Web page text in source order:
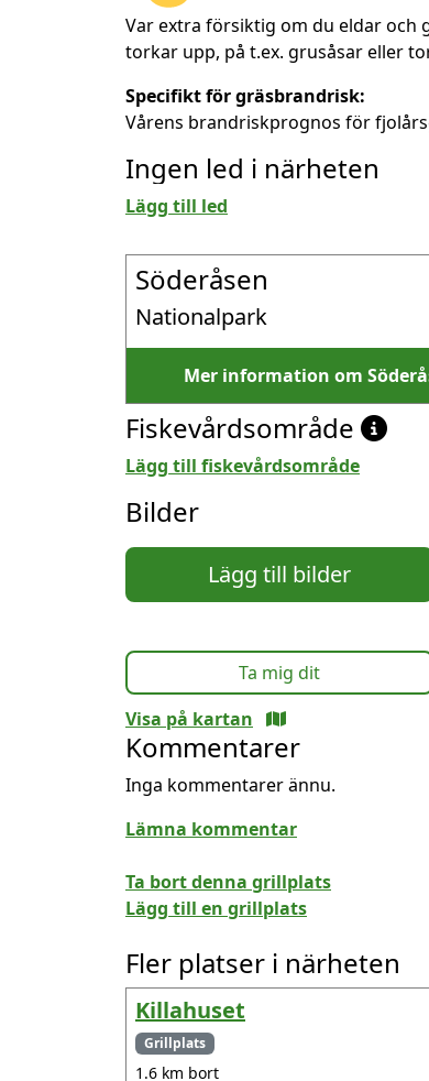
Var extra försiktig om du eldar och
torkar upp, på t.ex. grusåsar eller
Specifikt för gräsbrandrisk:
Vårens brandriskprognos för
Ingen led i närheten
Lägg till led
Söderåsen
Nationalpark
Mer information om
Fiskevårdsområde
Lägg till fiskevårdsområde
Bilder
Lägg till bilder
Ta mig dit
Visa på kartan
Kommentarer
Inga kommentarer ännu.
Lämna kommentar
Ta bort denna grillplats
Lägg till en grillplats
Fler platser i närheten
Killahuset
Grillplats
1.6 km bort